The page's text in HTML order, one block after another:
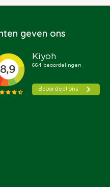
geven ons